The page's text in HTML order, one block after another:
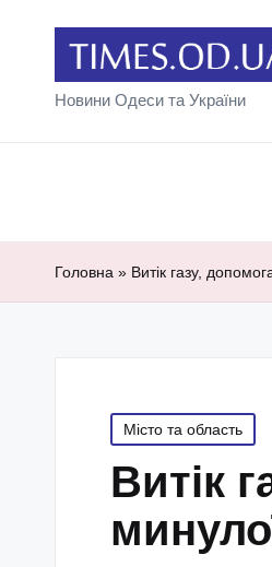
Новини Одеси та України
Головна » Витік газу,
Posted
in
Місто та область
Витік